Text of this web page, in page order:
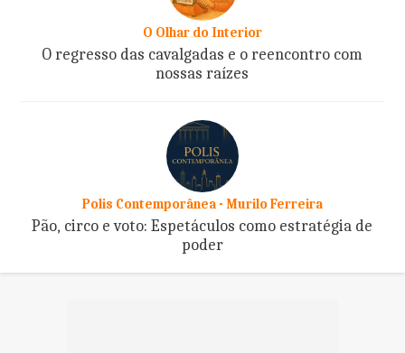
O Olhar do Interior
O regresso das cavalgadas e o reencontro com
nossas raízes
Polis Contemporânea - Murilo Ferreira
Pão, circo e voto: Espetáculos como estratégia de
poder